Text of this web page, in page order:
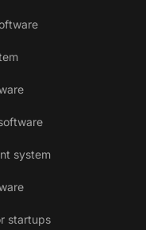
system
startups